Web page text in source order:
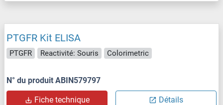
PTGFR Kit ELISA
PTGFR Reactivité: Souris Colorimetric
N° du produit ABIN579797
Fiche technique Détails